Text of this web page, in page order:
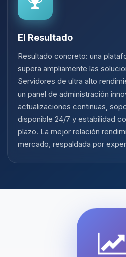
El Resultado
Resultado concreto: una
supera ampliamente las
Servidores de ultra alto
un panel de administración
actualizaciones continuas,
disponible 24/7 y estabilidad
plazo. La mejor relación
mercado, respaldada por